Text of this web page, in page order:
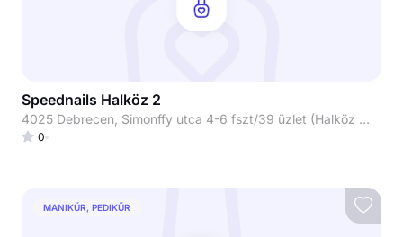
Speednails Halköz 2
4025 Debrecen, Simonffy utca 4-6 fszt/39 üzlet (Halköz üzletház)
0
MANIKŰR, PEDIKŰR